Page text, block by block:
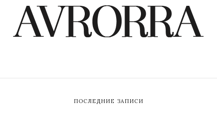
ПОСЛЕДНИЕ ЗАПИСИ